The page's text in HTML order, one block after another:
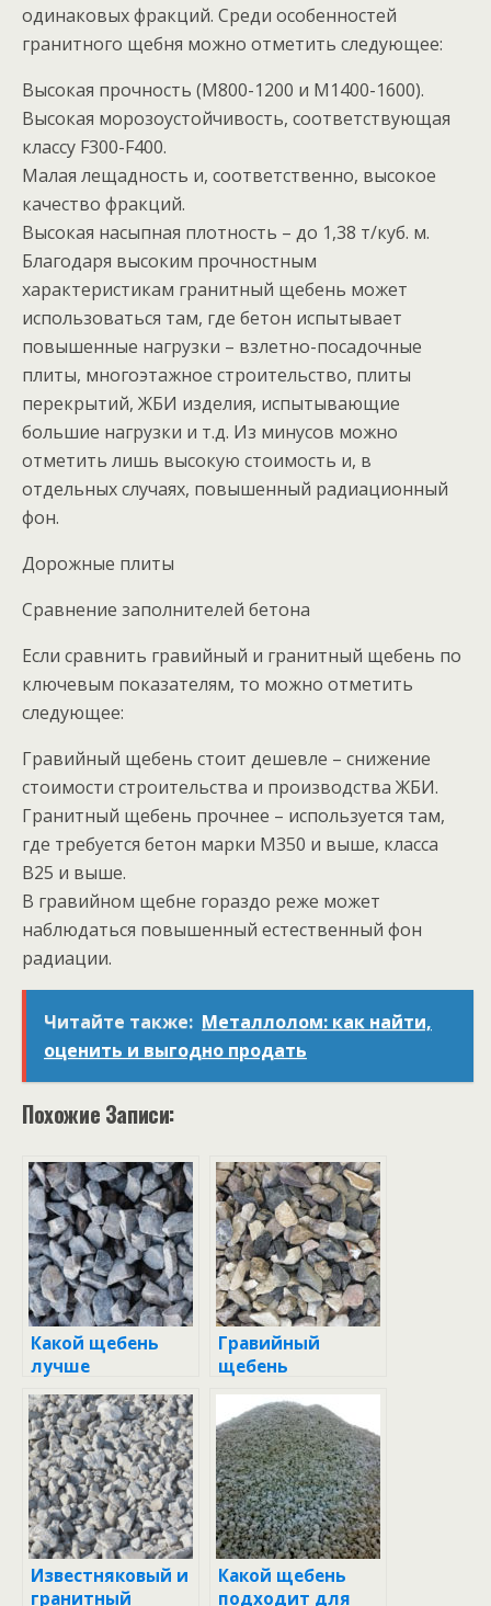
одинаковых фракций. Среди особенностей
гранитного щебня можно отметить следующее:
Высокая прочность (М800-1200 и М1400-1600).
Высокая морозоустойчивость, соответствующая
классу F300-F400.
Малая лещадность и, соответственно, высокое
качество фракций.
Высокая насыпная плотность – до 1,38 т/куб. м.
Благодаря высоким прочностным
характеристикам гранитный щебень может
использоваться там, где бетон испытывает
повышенные нагрузки – взлетно-посадочные
плиты, многоэтажное строительство, плиты
перекрытий, ЖБИ изделия, испытывающие
большие нагрузки и т.д. Из минусов можно
отметить лишь высокую стоимость и, в
отдельных случаях, повышенный радиационный
фон.
Дорожные плиты
Сравнение заполнителей бетона
Если сравнить гравийный и гранитный щебень по
ключевым показателям, то можно отметить
следующее:
Гравийный щебень стоит дешевле – снижение
стоимости строительства и производства ЖБИ.
Гранитный щебень прочнее – используется там,
где требуется бетон марки М350 и выше, класса
B25 и выше.
В гравийном щебне гораздо реже может
наблюдаться повышенный естественный фон
радиации.
Читайте также: Металлолом: как найти,
оценить и выгодно продать
Похожие Записи:
Какой щебень
лучше
использовать в
дорожном
строительстве
Гравийный
щебень
Известняковый и
гранитный
Какой щебень
подходит для